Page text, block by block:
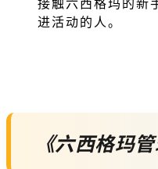
进活动的人。
《六西格玛管